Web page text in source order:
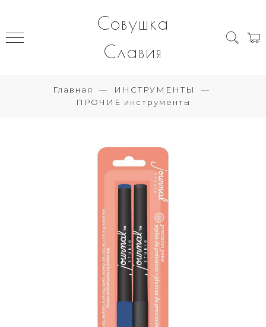
Совушка
Славия
Главная
ИНСТРУМЕНТЫ
ПРОЧИЕ инструменты